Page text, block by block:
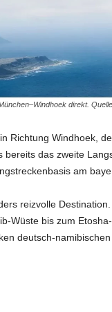
direkt.
in Richtung Windhoek,
bereits das zweite
am
reizvolle
Wüste bis zum
deutsch-